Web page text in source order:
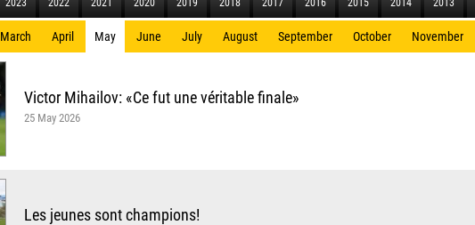
2023 2022 2021 2020 2019 2018 2017 2016 2015 2014 2013
March April May June July August September October November
Victor Mihailov: «Ce fut une véritable finale»
25 May 2026
Les jeunes sont champions!